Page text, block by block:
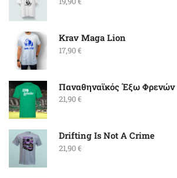
Krav Maga Lion
17,90€
Παναθηναϊκός Έξω Φρενών
21,90€
Drifting Is Not A Crime
21,90€